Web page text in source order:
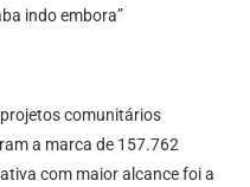
indo embora”
projetos comunitários
a marca de 157.762
com maior alcance foi a